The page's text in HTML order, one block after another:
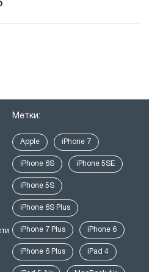
Метки:
Apple iPhone 7
iPhone 6S iPhone 5SE
iPhone 5S
iPhone 6S Plus
iPhone 7 Plus iPhone 6
iPhone 6 Plus iPad 4